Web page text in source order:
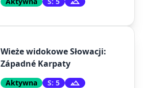
Wieże widokowe Słowacji:
Západné Karpaty
Aktywna S: 5